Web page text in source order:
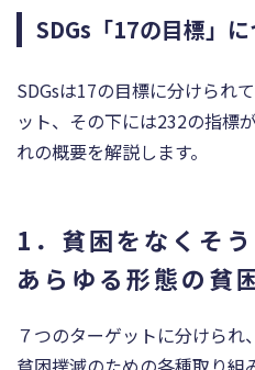
SDGs「17の目標」
SDGsは17の目標に分けられ
ット、その下には232の指標
れの概要を解説します。
1．貧困をなくそ
あらゆる形態の貧
７つのターゲットに分けられ